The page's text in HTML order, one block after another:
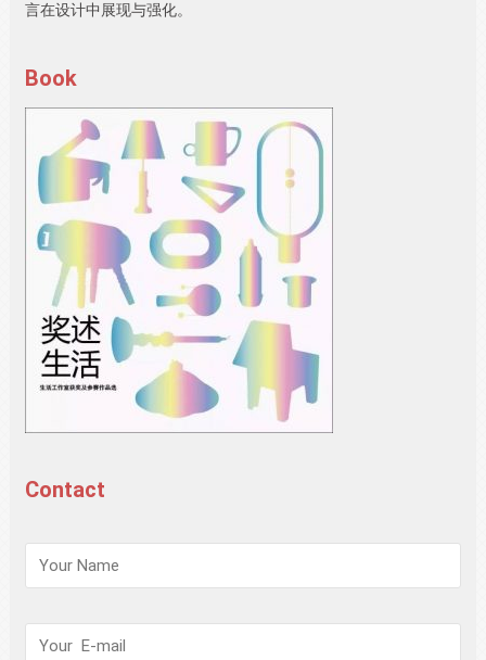
言在设计中展现与强化。
Book
Contact